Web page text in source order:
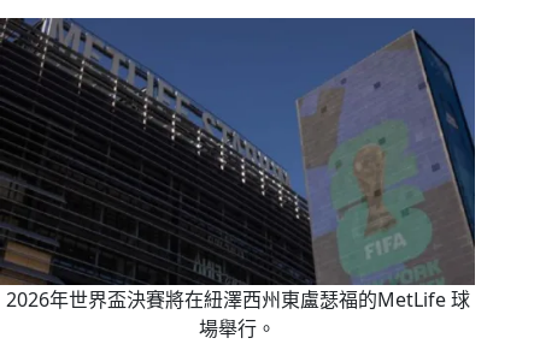
2026年世界盃決賽將在紐澤西州東盧瑟福的MetLife 球
場舉行。